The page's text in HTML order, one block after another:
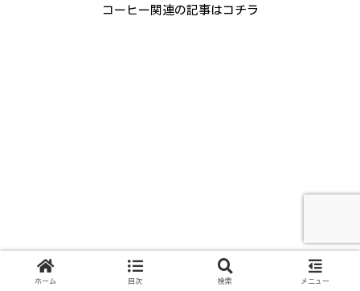
コーヒー関連の記事はコチラ
ホーム 目次 検索 メニュー